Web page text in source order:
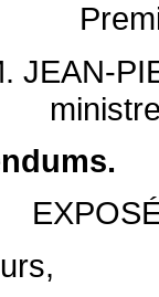
JEAN-